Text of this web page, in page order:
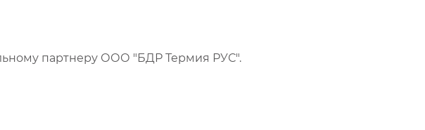
партнеру ООО "БДР Термия РУС".